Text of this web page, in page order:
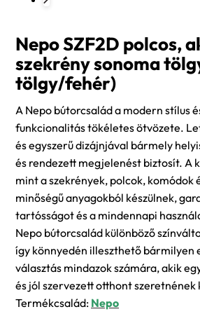
Nepo SZF2D polcos,
szekrény sonoma
tölgy/fehér)
A Nepo bútorcsalád a modern stílus
funkcionalitás tökéletes ötvözete.
és egyszerű dizájnjával bármely
és rendezett megjelenést biztosít. A
mint a szekrények, polcok, komódok
minőségű anyagokból készülnek,
tartósságot és a mindennapi
Nepo bútorcsalád különböző
így könnyedén illeszthető bármilyen
választás mindazok számára, akik
és jól szervezett otthont
Termékcsalád: Nepo